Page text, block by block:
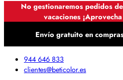
No gestionaremos pedidos
vacaciones
Envío gratuito en
944 646 833
clientes@beticolor.es